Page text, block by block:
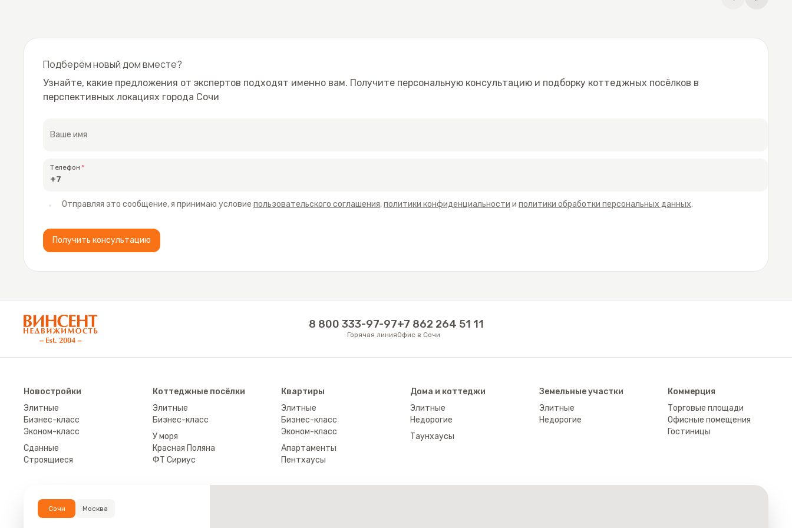
абсолютно уникальный проект рынка недвижимости, который заслуживает внимания даже самой искушенной и
требовательной публики!
Подберём новый дом вместе?
Узнайте, какие предложения от экспертов подходят именно вам. Получите персональную консультацию и подборку коттеджных посёлков в
перспективных локациях города Сочи
Ваше имя
Телефон
Отправляя это сообщение, я принимаю условие пользовательского соглашения,политики конфиденциальности и политики обработки персональных данных.
Получить консультацию
АН «Винсент Недвижимость» 8 800 333-97-97
Горячая линия
+7 862 264 51 11
Офис в Сочи
Новостройки
Элитные
Бизнес-класс
Эконом-класс
Сданные
Строящиеся
Коттеджные посёлки
Элитные
Бизнес-класс
У моря
Красная Поляна
ФТ Сириус
Квартиры
Элитные
Бизнес-класс
Эконом-класс
Апартаменты
Пентхаусы
Дома и коттеджи
Элитные
Недорогие
Таунхаусы
Земельные участки
Элитные
Недорогие
Коммерция
Торговые площади
Офисные помещения
Гостиницы
Сочи Москва